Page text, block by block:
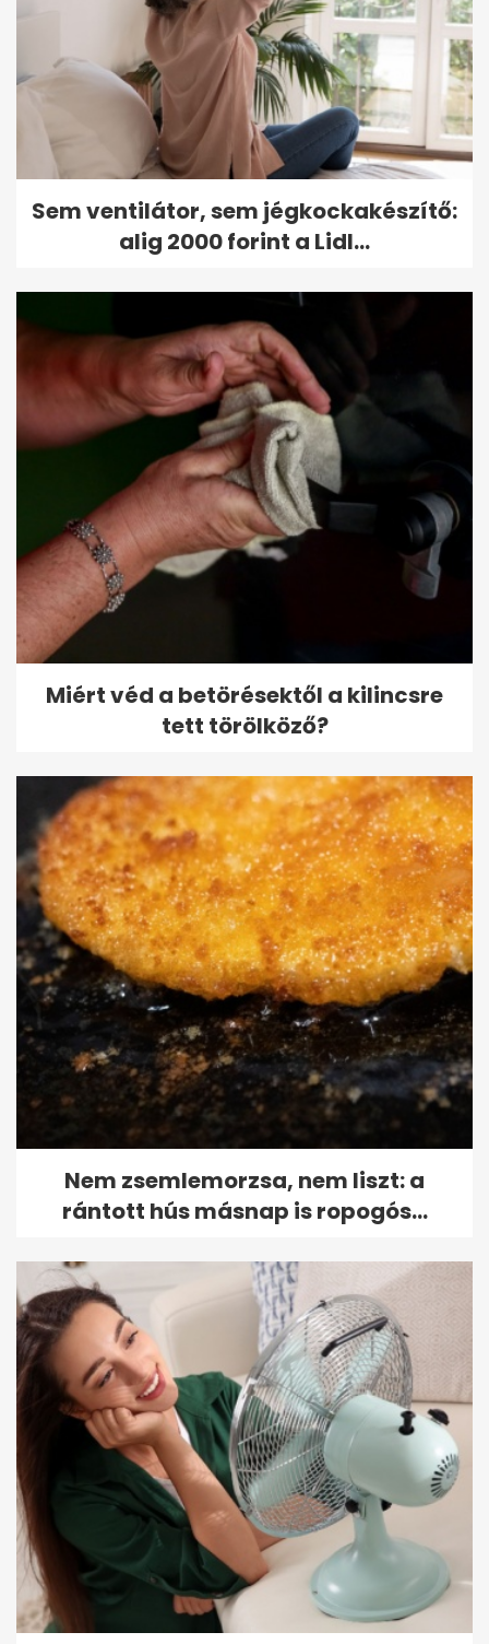
Sem ventilátor, sem jégkockakészítő:
alig 2000 forint a Lidl...
Miért véd a betörésektől a kilincsre
tett törölköző?
Nem zsemlemorzsa, nem liszt: a
rántott hús másnap is ropogós...